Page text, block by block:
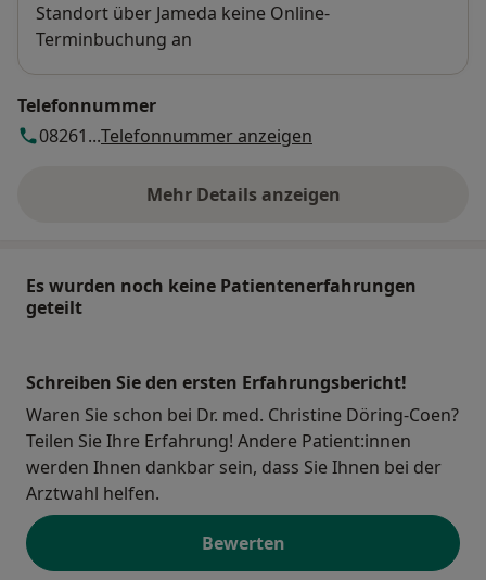
Standort über Jameda keine Online-
Terminbuchung an
Telefonnummer
08261...Telefonnummer anzeigen
Mehr Details anzeigen
über die Adresse
Es wurden noch keine Patientenerfahrungen
geteilt
Schreiben Sie den ersten Erfahrungsbericht!
Waren Sie schon bei Dr. med. Christine Döring-Coen?
Teilen Sie Ihre Erfahrung! Andere Patient:innen
werden Ihnen dankbar sein, dass Sie Ihnen bei der
Arztwahl helfen.
Bewerten